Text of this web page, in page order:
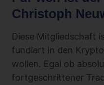
Christoph
Diese Mitgliedschaft
fundiert in den
wollen. Egal ob
fortgeschrittener